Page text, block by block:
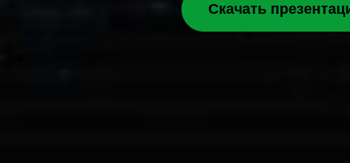
Скачать